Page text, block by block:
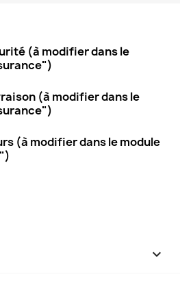
(à modifier dans le
(à modifier dans le
(à modifier dans le module
